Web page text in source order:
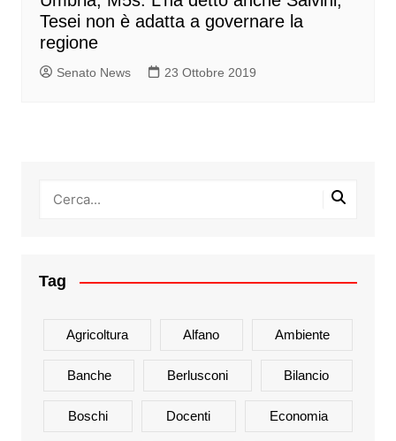
Tesei non è adatta a governare la
regione
Senato News 23 Ottobre 2019
Tag
Agricoltura Alfano Ambiente
Banche Berlusconi Bilancio
Boschi Docenti Economia